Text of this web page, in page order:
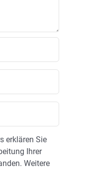
erklären Sie
Ihrer
Weitere